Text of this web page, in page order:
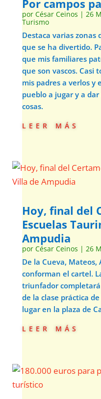
Por campos
por César Ceinos | 26
Turismo
Destaca varias zonas
que se ha divertido.
que mis familiares
que son vascos. Casi
mis padres a verlos y
pueblo a jugar y a
cosas.
leer más
Hoy, final del
Escuelas
Ampudia
por César Ceinos | 26
De la Cueva, Mateos,
conforman el cartel.
triunfador
de la clase práctica
lugar en la plaza de
leer más